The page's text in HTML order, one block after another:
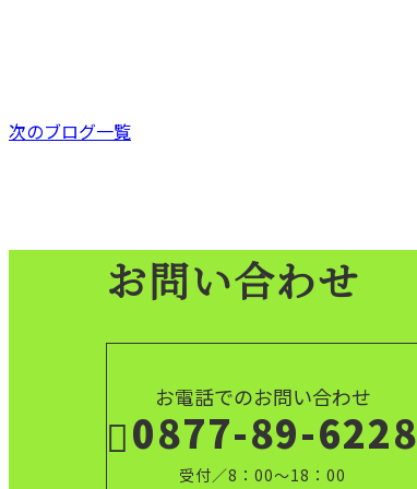
次のブログ一覧
お問い合わせ
お電話でのお問い合わせ
0877-89-6228
受付／8：00～18：00